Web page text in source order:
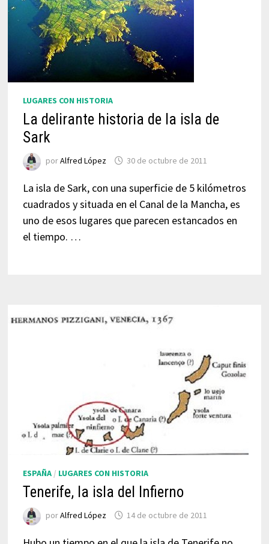
LUGARES CON HISTORIA
La delirante historia de la isla de
Sark
porAlfred López 30 de octubre de 2011
La isla de Sark, con una superficie de 5 kilómetros
cuadrados y situada en el Canal de la Mancha, es
uno de esos lugares que parecen estancados en
el tiempo. …
ESPAÑA/ LUGARES CON HISTORIA
Tenerife, la isla del Infierno
porAlfred López 14 de octubre de 2011